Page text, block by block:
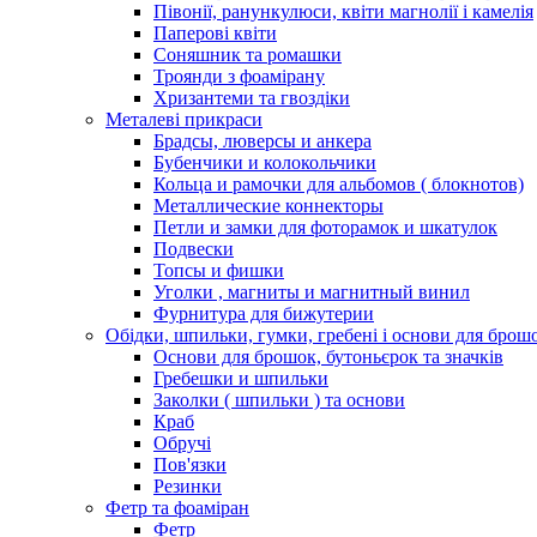
Півонії, ранункулюси, квіти магнолії і камелія
Паперові квіти
Соняшник та ромашки
Троянди з фоамірану
Хризантеми та гвоздіки
Металеві прикраси
Брадсы, люверсы и анкера
Бубенчики и колокольчики
Кольца и рамочки для альбомов ( блокнотов)
Металлические коннекторы
Петли и замки для фоторамок и шкатулок
Подвески
Топсы и фишки
Уголки , магниты и магнитный винил
Фурнитура для бижутерии
Обідки, шпильки, гумки, гребені і основи для
Основи для брошок, бутоньєрок та значків
Гребешки и шпильки
Заколки ( шпильки ) та основи
Краб
Обручі
Пов'язки
Резинки
Фетр та фоаміран
Фетр